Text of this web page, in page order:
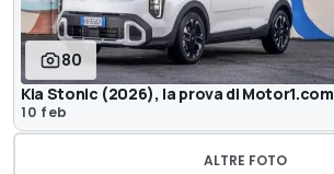
80
Kia Stonic (2026), la prova di Motor1.com
10 feb
ALTRE FOTO